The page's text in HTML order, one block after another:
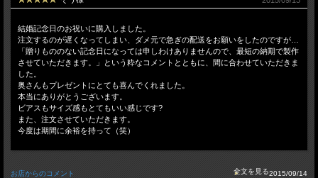
結婚記念日のお祝いに購入しました。
注文するのが遅くなってしまい、ダメ元で急ぎの配送をお願いをしたのですが…
「贈りもののない記念日になっては申しわけありませんので、最短の納期で製作
させていただきます。」という粋なコメントとともに、間に合わせていただきま
した。
奥さんもプレゼントにとても喜んでくれました。
本当にありがとうございます。
ビアスもサイズ感もとてもいい感じです?
また、注文させていただきます。
今度は期間に余裕を持って（笑）
お店からのコメント 2015/09/14